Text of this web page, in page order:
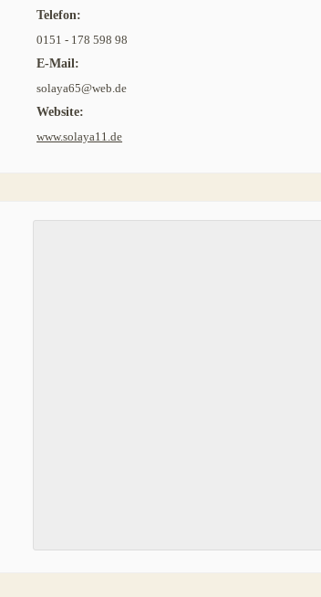
Telefon:
0151 - 178 598 98
E-Mail:
solaya65@web.de
Website:
www.solaya11.de